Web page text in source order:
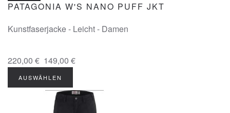
PATAGONIA W'S NANO PUFF JKT
Kunstfaserjacke - Leicht - Damen
220,00 € 149,00 €
AUSWÄHLEN